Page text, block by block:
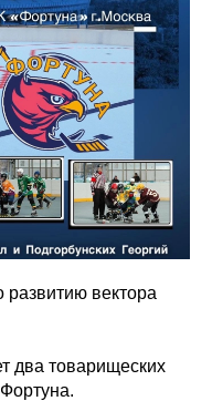
вектора
два товарищеских